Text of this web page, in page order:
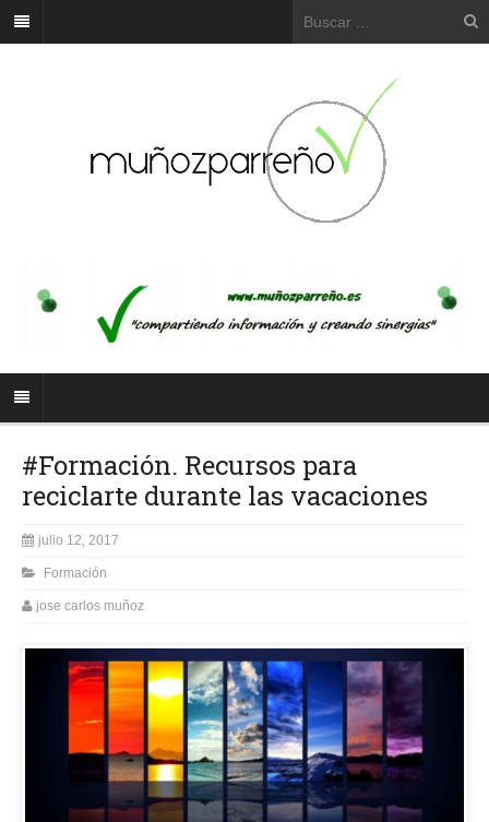
#Formación. Recursos para
reciclarte durante las vacaciones
julio 12, 2017
Formación
jose carlos muñoz